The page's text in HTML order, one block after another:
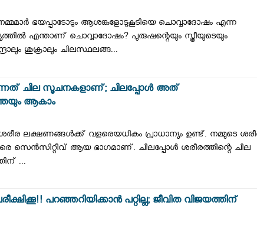
ഭയപ്പാടോടും ആശങ്കളോടുകൂടിയെ ചൊവ്വാദോഷം എന്ന
എന്താണ് ചൊവ്വാദോഷം? പുരുഷന്റെയും സ്ത്രീയുടെയും
ശുക്രാലും ചിലസ്ഥലങ്ങ...
ചില സൂചനകളാണ്; ചിലപ്പോൾ അത്
ആകാം
ശരീര ലക്ഷണങ്ങള്‍ക്ക് വളരെയധികം പ്രാധാന്യം ഉണ്ട്. നമ്മുടെ
സെന്‍സിറ്റീവ് ആയ ഭാഗമാണ്. ചിലപ്പോള്‍ ശരീരത്തിന്റെ ചില
...
പറഞ്ഞറിയിക്കാൻ പറ്റില്ല; ജീവിത വിജയത്തിന്